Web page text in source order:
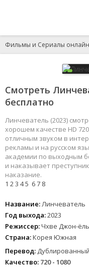
Фильмы и Сериалы онлайн
Смотреть
бесплатно
Линчеватель (2023)
хорошем качестве HD
отличным звуком в
рекламы и на русском
академии по выходным
и наказывает
наказание.
1 23 45 67 8
Название:Линчеватель
Год выхода:2023
Режиссер:Чхве Джон-ёль
Страна:Корея Южная
Перевод: Дублированный
Качество: 720 - 1080